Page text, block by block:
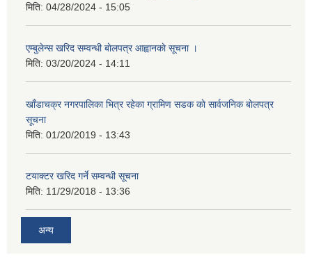
मिति: 04/28/2024 - 15:05
एम्बुलेन्स खरिद सम्वन्धी बाेलपत्र आह्वानकाे सूचना ।
मिति: 03/20/2024 - 14:11
खाँडाचक्र नगरपालिका भित्र रहेका ग्रामिण सडक काे सार्वजनिक बाेलपत्र
सूचना
मिति: 01/20/2019 - 13:43
टयाक्टर खरिद गर्ने सम्वन्धी सूचना
मिति: 11/29/2018 - 13:36
अन्य